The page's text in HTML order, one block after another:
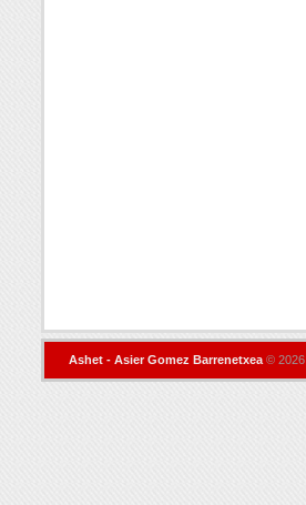
Ashet - Asier Gomez Barrenetxea © 2026